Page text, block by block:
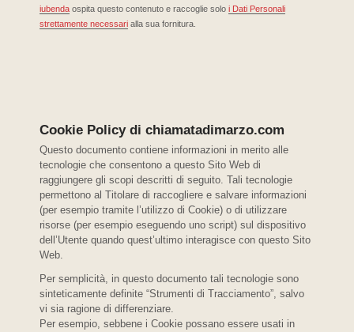
iubenda ospita questo contenuto e raccoglie solo i Dati Personali
strettamente necessari alla sua fornitura.
Cookie Policy di chiamatadimarzo.com
Questo documento contiene informazioni in merito alle
tecnologie che consentono a questo Sito Web di
raggiungere gli scopi descritti di seguito. Tali tecnologie
permettono al Titolare di raccogliere e salvare informazioni
(per esempio tramite l’utilizzo di Cookie) o di utilizzare
risorse (per esempio eseguendo uno script) sul dispositivo
dell’Utente quando quest’ultimo interagisce con questo Sito
Web.
Per semplicità, in questo documento tali tecnologie sono
sinteticamente definite “Strumenti di Tracciamento”, salvo
vi sia ragione di differenziare.
Per esempio, sebbene i Cookie possano essere usati in